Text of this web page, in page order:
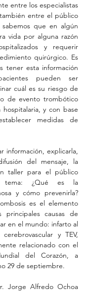
entre los especialistas
entre el público
que en algún
vida por alguna razón
y requerir
quirúrgico. Es
tener esta información
pueden ser
cuál es su riesgo de
de evento trombótico
y con base
medidas de
información, explicarla,
del mensaje, la
taller para el público
tema: ¿Qué es la
y cómo prevenirla?
es el elemento
causas de
en el mundo: infarto al
y TEV,
relacionado con el
del Corazón, a
29 de septiembre.
Jorge Alfredo Ochoa